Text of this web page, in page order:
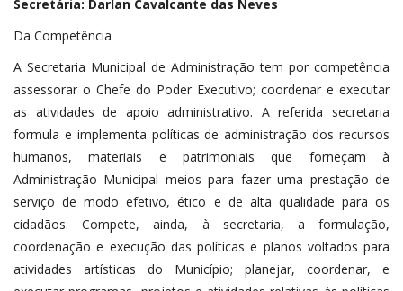
Secretária: Darlan Cavalcante das Neves
Da Competência
A Secretaria Municipal de Administração tem por competência
assessorar o Chefe do Poder Executivo; coordenar e executar
as atividades de apoio administrativo. A referida secretaria
formula e implementa políticas de administração dos recursos
humanos, materiais e patrimoniais que forneçam à
Administração Municipal meios para fazer uma prestação de
serviço de modo efetivo, ético e de alta qualidade para os
cidadãos. Compete, ainda, à secretaria, a formulação,
coordenação e execução das políticas e planos voltados para
atividades artísticas do Município; planejar, coordenar, e